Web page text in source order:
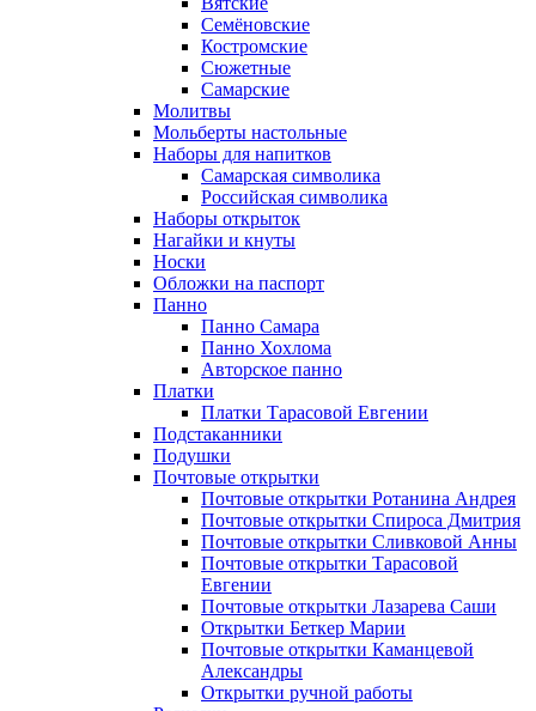
Семёновские
Костромские
Сюжетные
Самарские
Молитвы
Мольберты настольные
Наборы для напитков
Самарская символика
Российская символика
Наборы открыток
Нагайки и кнуты
Носки
Обложки на паспорт
Панно
Панно Самара
Панно Хохлома
Авторское панно
Платки
Платки Тарасовой Евгении
Подстаканники
Подушки
Почтовые открытки
Почтовые открытки Ротанина Андрея
Почтовые открытки Спироса Дмитрия
Почтовые открытки Сливковой Анны
Почтовые открытки Тарасовой
Евгении
Почтовые открытки Лазарева Саши
Открытки Беткер Марии
Почтовые открытки Каманцевой
Александры
Открытки ручной работы